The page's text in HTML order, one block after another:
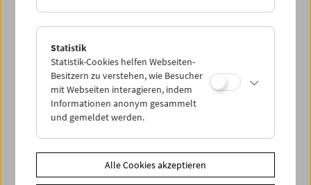
Statistik
Statistik-Cookies helfen Webseiten-
Besitzern zu verstehen, wie Besucher
mit Webseiten interagieren, indem
Informationen anonym gesammelt
und gemeldet werden.
Alle Cookies akzeptieren